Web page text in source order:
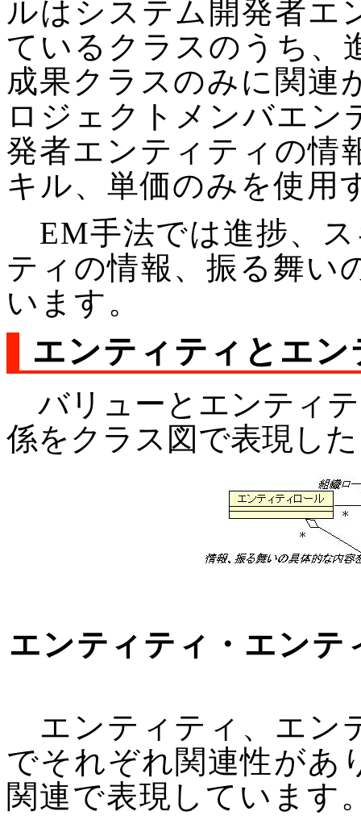
ルはシステム開発者エ
ているクラスのうち、
成果クラスのみに関連
ロジェクトメンバエン
発者エンティティの情
キル、単価のみを使用
EM手法では進捗、
ティの情報、振る舞い
います。
エンティティとエ
バリューとエンティ
係をクラス図で表現し
エンティティ・エンテ
エンティティ、エン
でそれぞれ関連性があ
関連で表現しています